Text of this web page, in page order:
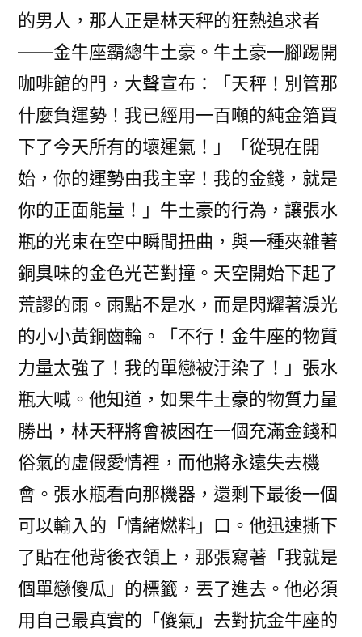
的男人，那人正是林天秤的狂熱追求者
——金牛座霸總牛土豪。牛土豪一腳踢開
咖啡館的門，大聲宣布：「天秤！別管那
什麼負運勢！我已經用一百噸的純金箔買
下了今天所有的壞運氣！」「從現在開
始，你的運勢由我主宰！我的金錢，就是
你的正面能量！」牛土豪的行為，讓張水
瓶的光束在空中瞬間扭曲，與一種夾雜著
銅臭味的金色光芒對撞。天空開始下起了
荒謬的雨。雨點不是水，而是閃耀著淚光
的小小黃銅齒輪。「不行！金牛座的物質
力量太強了！我的單戀被汙染了！」張水
瓶大喊。他知道，如果牛土豪的物質力量
勝出，林天秤將會被困在一個充滿金錢和
俗氣的虛假愛情裡，而他將永遠失去機
會。張水瓶看向那機器，還剩下最後一個
可以輸入的「情緒燃料」口。他迅速撕下
了貼在他背後衣領上，那張寫著「我就是
個單戀傻瓜」的標籤，丟了進去。他必須
用自己最真實的「傻氣」去對抗金牛座的